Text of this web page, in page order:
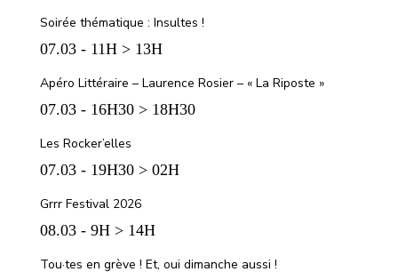
Soirée thématique : Insultes !
07.03 - 11H > 13H
Apéro Littéraire – Laurence Rosier – « La Riposte »
07.03 - 16H30 > 18H30
Les Rocker’elles
07.03 - 19H30 > 02H
Grrr Festival 2026
08.03 - 9H > 14H
Tou·tes en grève ! Et, oui dimanche aussi !